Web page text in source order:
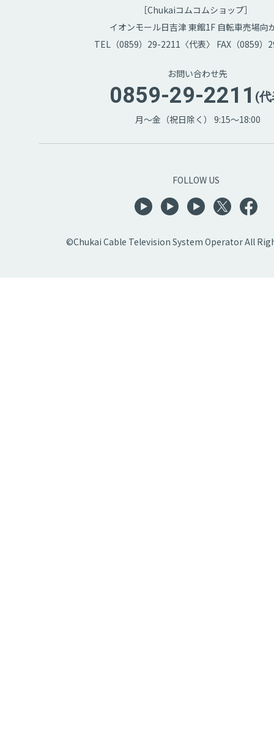
［Chukaiコムコムショップ］
イオンモール日吉津 東館1F 自転車売場向
TEL（0859）29-2211〈代表〉 FAX（0859）
お問い合わせ先
0859-29-2211 (
月～金（祝日除く） 9:15～18:00
FOLLOW US
©Chukai Cable Television System Operator All